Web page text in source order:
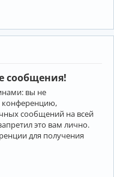
сообщения!
вы не
конференцию,
сообщений на всей
это вам лично.
для получения